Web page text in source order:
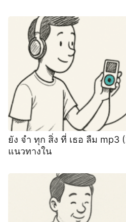
ยัง จำ ทุก สิ่ง ที่ เธอ ลืม mp3
แนวทางใน